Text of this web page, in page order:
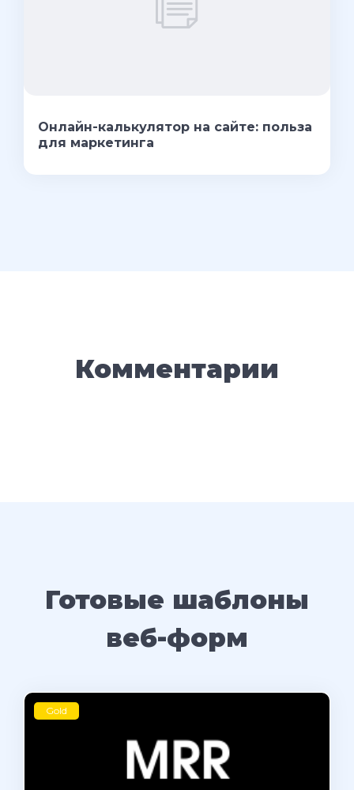
Онлайн-калькулятор на сайте: польза
для маркетинга
Комментарии
Готовые шаблоны
веб-форм
Gold